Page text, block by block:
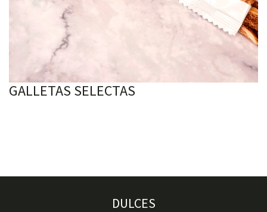
GALLETAS SELECTAS
DULCES